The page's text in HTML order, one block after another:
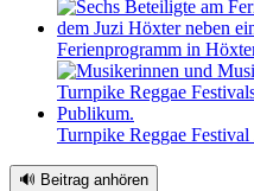
Ferienprogramm in
Turnpike Reggae
🔊 Beitrag anhören